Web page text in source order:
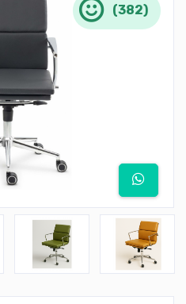
(382)